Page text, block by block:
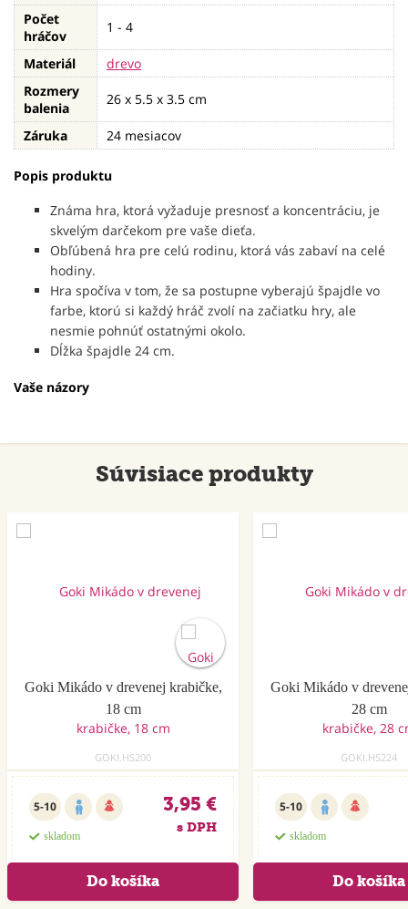
Počet
hráčov
1 - 4
Materiál
drevo
Rozmery
balenia
26 x 5.5 x 3.5 cm
Záruka 24 mesiacov
Popis produktu
Známa hra, ktorá vyžaduje presnosť a koncentráciu, je
skvelým darčekom pre vaše dieťa.
Obľúbená hra pre celú rodinu, ktorá vás zabaví na celé
hodiny.
Hra spočíva v tom, že sa postupne vyberajú špajdle vo
farbe, ktorú si každý hráč zvolí na začiatku hry, ale
nesmie pohnúť ostatnými okolo.
Dĺžka špajdle 24 cm.
Vaše názory
Súvisiace produkty
Goki Mikádo v drevenej krabičke,
18 cm
GOKI.HS200
5-10
skladom
3,95 €
s DPH
Goki Mikádo v
28 cm
GOKI.HS224
5-10
skladom